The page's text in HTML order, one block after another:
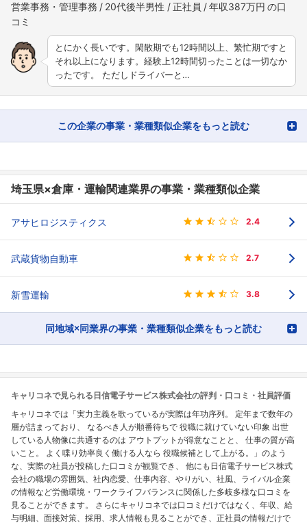
営業事務・管理事務 20代後半男性 正社員 年収387万円
とにかく長いです。閑散期でも12時間以上、繁忙期ですと
それ以上になります。経験上12時間切ったことは一切なか
ったです。 ただしドライバーと…
この企業の事業・業種類似企業をもっと読む
埼玉県×倉庫・運輸関連業界の事業・業種類似企業
アサヒロジスティクス 2.4
武蔵貨物自動車 2.7
新雪運輸 3.8
同地域×同業界の事業・業種類似企業をもっと読む
キャリコネで見られる日信電子サービス株式会社の評判・口コミ・社員評価
キャリコネでは「実力主義を歌っているが実際は年功序列。 定年まで数年の
層が詰まっており、 なるべき人が順番待ちで 役職に就けていない印象 出世
している人物像に共通するのは アウトプットが得意なことと、 仕事の質が高
いこと。 よく喋り効率良く働ける人なら 役職候補として上がる。」のよう
な、実際の社員が投稿した口コミが観覧でき、 他にも日信電子サービス株式
会社の職場の雰囲気、社内恋愛、仕事内容、やりがい、社風、ライバル企業
の情報など労働環境・ワークライフバランスに関係した多岐多様な口コミを
見ることができます。 さらにキャリコネでは口コミだけではなく、年収、給
与明細、面接対策、採用、求人情報も見ることができ、正社員の情報だけで